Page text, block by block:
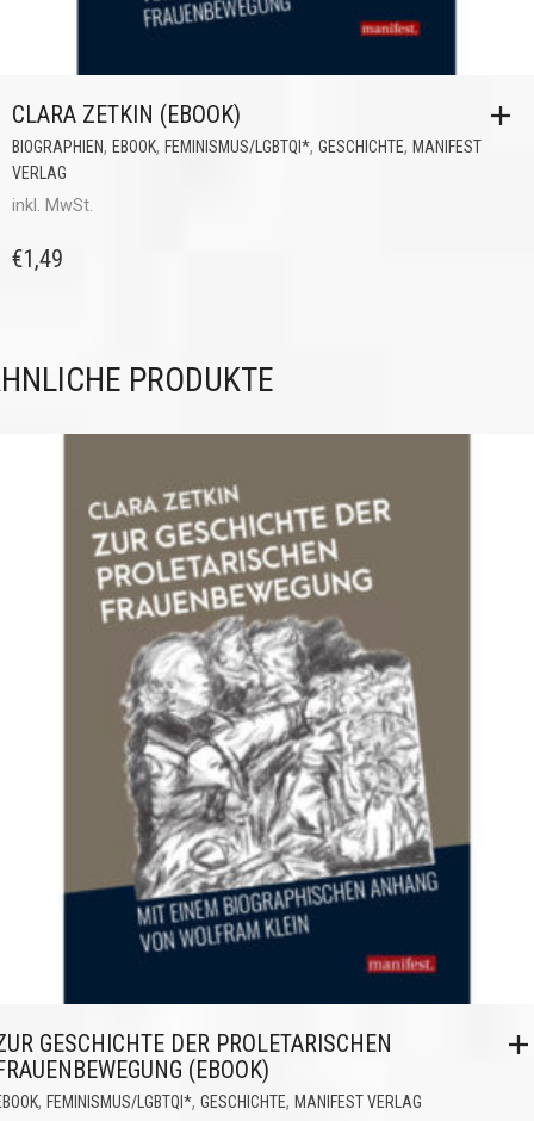
CLARA ZETKIN (EBOOK)
BIOGRAPHIEN, EBOOK, FEMINISMUS/LGBTQI*, GESCHICHTE, MANIFEST
VERLAG
inkl. MwSt.
€1,49
PRODUKTE
GESCHICHTE DER PROLETARISCHEN
(EBOOK)
, FEMINISMUS/LGBTQI*, GESCHICHTE, MANIFEST VERLAG